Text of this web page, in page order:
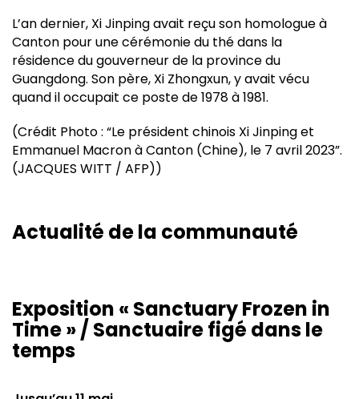
L’an dernier, Xi Jinping avait reçu son homologue à
Canton pour une cérémonie du thé dans la
résidence du gouverneur de la province du
Guangdong. Son père, Xi Zhongxun, y avait vécu
quand il occupait ce poste de 1978 à 1981.
(Crédit Photo : “Le président chinois Xi Jinping et
Emmanuel Macron à Canton (Chine), le 7 avril 2023”.
(JACQUES WITT / AFP))
Actualité de la communauté
Exposition « Sanctuary Frozen in
Time » / Sanctuaire figé dans le
temps